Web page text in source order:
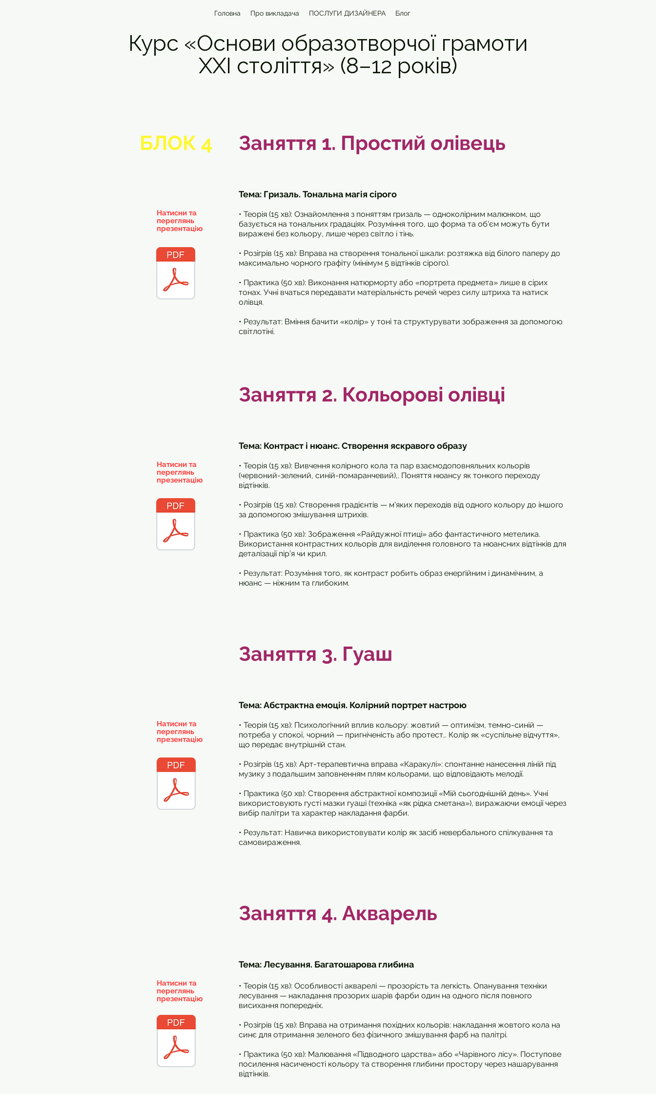
Головна Про викладача ПОСЛУГИ ДИЗАЙНЕРА Блог
Курс «Основи образотворчої грамоти
ХХІ століття» (8–12 років)
БЛОК 4
Натисни та
переглянь
презентацію
Заняття 1. Простий олівець
Тема: Гризаль. Тональна магія сірого
• Теорія (15 хв): Ознайомлення з поняттям гризаль — одноколірним малюнком, що
базується на тональних градаціях. Розуміння того, що форма та об'єм можуть бути
виражені без кольору, лише через світло і тінь.
• Розігрів (15 хв): Вправа на створення тональної шкали: розтяжка від білого паперу до
максимально чорного графіту (мінімум 5 відтінків сірого).
• Практика (50 хв): Виконання натюрморту або «портрета предмета» лише в сірих
тонах. Учні вчаться передавати матеріальність речей через силу штриха та натиск
олівця.
• Результат: Вміння бачити «колір» у тоні та структурувати зображення за допомогою
світлотіні.
Заняття 2. Кольорові олівці
Натисни та
переглянь
презентацію
Тема: Контраст і нюанс. Створення яскравого образу
• Теорія (15 хв): Вивчення колірного кола та пар взаємодоповняльних кольорів
(червоний-зелений, синій-помаранчевий),. Поняття нюансу як тонкого переходу
відтінків.
• Розігрів (15 хв): Створення градієнтів — м'яких переходів від одного кольору до іншого
за допомогою змішування штрихів.
• Практика (50 хв): Зображення «Райдужної птиці» або фантастичного метелика.
Використання контрастних кольорів для виділення головного та нюансних відтінків для
деталізації пір’я чи крил.
• Результат: Розуміння того, як контраст робить образ енергійним і динамічним, а
нюанс — ніжним та глибоким.
Заняття 3. Гуаш
Натисни та
переглянь
презентацію
Тема: Абстрактна емоція. Колірний портрет настрою
• Теорія (15 хв): Психологічний вплив кольору: жовтий — оптимізм, темно-синій —
потреба у спокої, чорний — пригніченість або протест,. Колір як «суспільне відчуття»,
що передає внутрішній стан.
• Розігрів (15 хв): Арт-терапевтична вправа «Каракулі»: спонтанне нанесення ліній під
музику з подальшим заповненням плям кольорами, що відповідають мелодії.
• Практика (50 хв): Створення абстрактної композиції «Мій сьогоднішній день». Учні
використовують густі мазки гуаші (техніка «як рідка сметана»), виражаючи емоції через
вибір палітри та характер накладання фарби.
• Результат: Навичка використовувати колір як засіб невербального спілкування та
самовираження.
Заняття 4. Акварель
Натисни та
переглянь
презентацію
Тема: Лесування. Багатошарова глибина
• Теорія (15 хв): Особливості акварелі — прозорість та легкість. Опанування техніки
лесування — накладання прозорих шарів фарби один на одного після повного
висихання попередніх.
• Розігрів (15 хв): Вправа на отримання похідних кольорів: накладання жовтого кола на
синє для отримання зеленого без фізичного змішування фарб на палітрі.
• Практика (50 хв): Малювання «Підводного царства» або «Чарівного лісу». Поступове
посилення насиченості кольору та створення глибини простору через нашарування
відтінків.